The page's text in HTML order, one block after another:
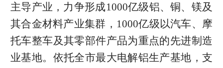
主导产业，力争形成1000亿级铝、铜、镁及
其合金材料产业集群，1000亿级以汽车、摩
托车整车及其零部件产品为重点的先进制造
业基地。依托全市最大电解铝生产基地，支